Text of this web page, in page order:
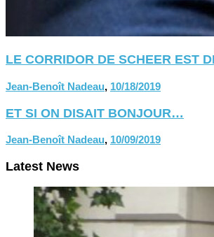
LE CORRIDOR DE SCHEER EST
Jean-Benoît Nadeau, 10/18/2019
ET SI ON DISAIT BONJOUR…
Jean-Benoît Nadeau, 10/09/2019
Latest News